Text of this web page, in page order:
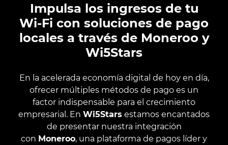
Impulsa los ingresos de tu
Wi-Fi con soluciones de pago
locales a través de Moneroo y
Wi5Stars
En la acelerada economía digital de hoy en día,
ofrecer múltiples métodos de pago es un
factor indispensable para el crecimiento
empresarial. En Wi5Stars estamos encantados
de presentar nuestra integración
con Moneroo, una plataforma de pagos líder y